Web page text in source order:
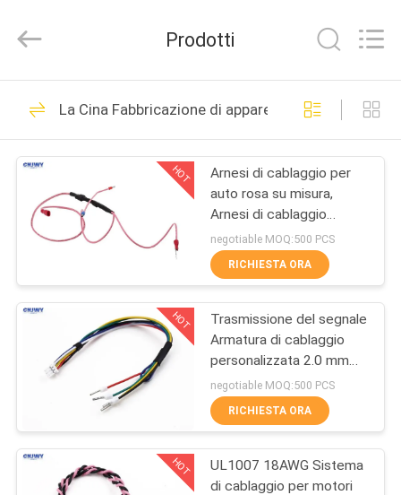
CASA
PRODOTTI
CIRCA
NOI
GIRO
FABBRICA
CONTROLLO
DI
QUALITÀ
Electronic
Rights
Maschio Pin Header
Connector
63
Connettore di
intestazione
femmina
83
46
Prodotti
La Cina Fabbricazione di apparecchi per la
HOT
Arnesi di cablaggio per
auto rosa su misura,
Arnesi di cablaggio
completi per auto
negotiable MOQ:500 PCS
RICHIESTA ORA
HOT
Trasmissione del segnale
Armatura di cablaggio
personalizzata 2.0 mm
con terminale a filo
negotiable MOQ:500 PCS
RICHIESTA ORA
HOT
UL1007 18AWG Sistema
di cablaggio per motori